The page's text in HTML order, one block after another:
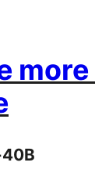
more